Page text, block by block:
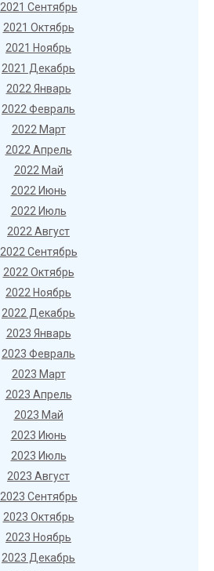
2021 Сентябрь
2021 Октябрь
2021 Ноябрь
2021 Декабрь
2022 Январь
2022 Февраль
2022 Март
2022 Апрель
2022 Май
2022 Июнь
2022 Июль
2022 Август
2022 Сентябрь
2022 Октябрь
2022 Ноябрь
2022 Декабрь
2023 Январь
2023 Февраль
2023 Март
2023 Апрель
2023 Май
2023 Июнь
2023 Июль
2023 Август
2023 Сентябрь
2023 Октябрь
2023 Ноябрь
2023 Декабрь